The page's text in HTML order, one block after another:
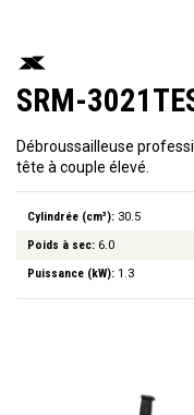
SRM-
Débroussailleuse
tête à couple élevé.
Cylindrée (cm³): 30.5
Poids à sec: 6.0
Puissance (kW): 1.3